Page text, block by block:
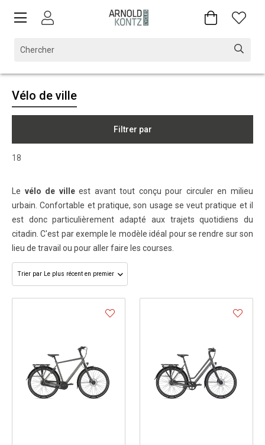
Vélo de ville
Filtrer par
18
Le vélo de villeest avant tout conçu pour circuler en milieu
urbain. Confortable et pratique, son usage se veut pratique et il
est donc particulièrement adapté aux trajets quotidiens du
citadin. C'est par exemple le modèle idéal pour se rendre sur son
lieu de travail ou pour aller faire les courses.